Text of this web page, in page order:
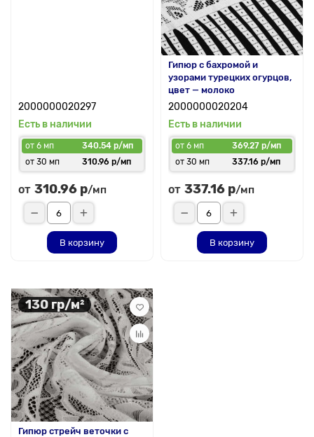
2000000020297
Есть в наличии
от 6 мп
340.54 р/мп
от 30 мп
310.96 р/мп
от 310.96 р/мп
В корзину
Гипюр с бахромой и
узорами турецких огурцов,
цвет — молоко
2000000020204
Есть в наличии
от 6 мп
369.27 р/мп
от 30 мп
337.16 р/мп
от 337.16 р/мп
В корзину
130 гр/м²
Гипюр стрейч веточки с